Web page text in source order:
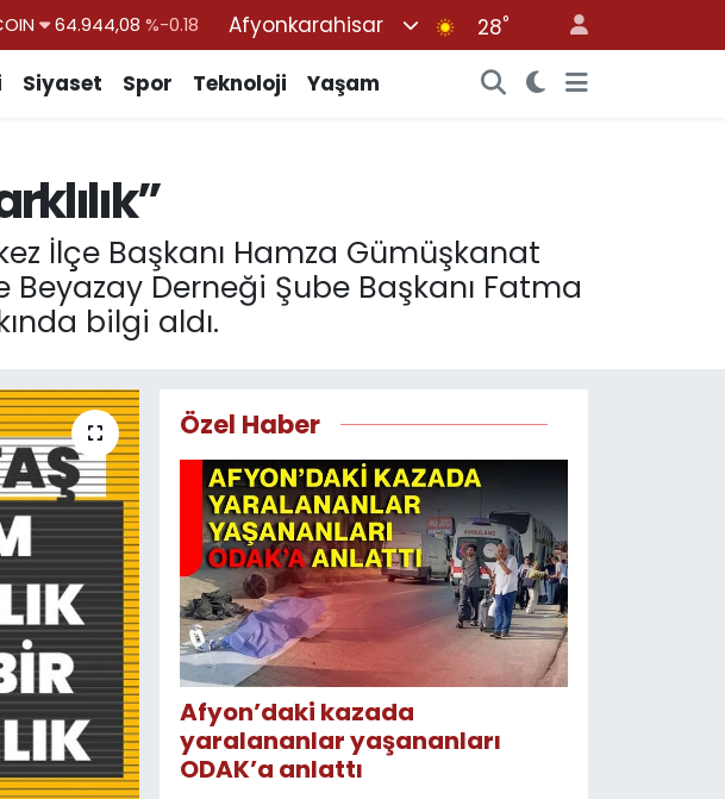
DOLAR 47,7436%0.18
EURO
55,2510 %0.32
BİST100
13.779
Afyonkarahisar 28°
Siyaset Spor Teknoloji Yaşam
İlçe Başkanı Hamza Gümüşkanat
Derneği Şube Başkanı Fatma
bilgi aldı.
Özel Haber
Afyon’daki kazada
yaralananlar yaşananları
ODAK’a anlattı